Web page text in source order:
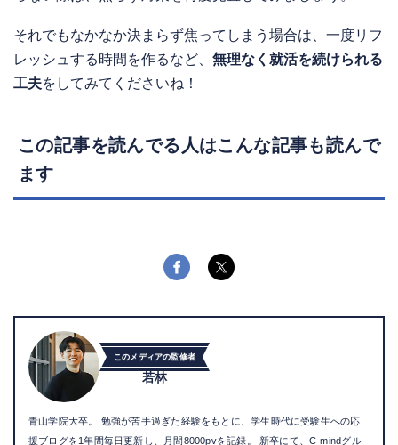
それでもなかなか決まらず焦ってしまう場合は、一度リフ
レッシュする時間を作るなど、 無理なく就活を続けられる
工夫をしてみてくださいね！
この記事を読んでる人はこんな記事も読んで
ます
このメディアの監修者
若林
青山学院大卒。 勉強が苦手過ぎた経験をもとに、学生時代に受験生への応
援ブログを1年間毎日更新し、月間8000pvを記録。 新卒にて、C-mindグル